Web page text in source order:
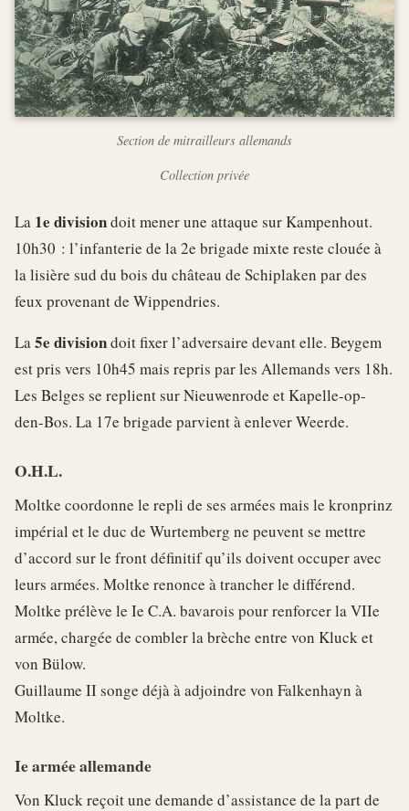
Section de mitrailleurs allemands
Collection privée
La 1e divisiondoit mener une attaque sur Kampenhout.
10h30 : l’infanterie de la 2e brigade mixte reste clouée à
la lisière sud du bois du château de Schiplaken par des
feux provenant de Wippendries.
La5e divisiondoit fixer l’adversaire devant elle. Beygem
est pris vers 10h45 mais repris par les Allemands vers 18h.
Les Belges se replient sur Nieuwenrode et Kapelle-op-
den-Bos. La 17e brigade parvient à enlever Weerde.
O.H.L.
Moltke coordonne le repli de ses armées mais le kronprinz
impérial et le duc de Wurtemberg ne peuvent se mettre
d’accord sur le front définitif qu’ils doivent occuper avec
leurs armées. Moltke renonce à trancher le différend.
Moltke prélève le Ie C.A. bavarois pour renforcer la VIIe
armée, chargée de combler la brèche entre von Kluck et
von Bülow.
Guillaume II songe déjà à adjoindre von Falkenhayn à
Moltke.
Ie armée allemande
Von Kluck reçoit une demande d’assistance de la part de